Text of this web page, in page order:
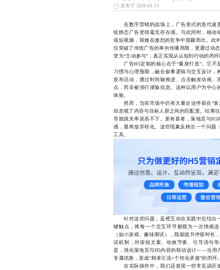
发布于 2026-01-11
在数字营销的战场上，广告形式的迭代速
统静态广告变得毫无存在感。与此同时，移
或短视频，很难在激烈的竞争中脱颖而出。此
仅突破了传统广告的单向传播局限，更通过动
变为“主动参与”，真正实现从认知到行动的闭
广告H5定制的核心在于“量身打造”。它不
习惯与心理预期，融合叙事逻辑与交互设计
发布活动，通过时间轴推进、点击触发动画
点，而非被强行灌输信息。这种以用户为中
体验。
然而，当前市场中仍有大量企业停留在“拿
却忽视了内容与目标人群之间的匹配度。结果
导致跳失率居高不下。更有甚者，落地页与
感，最终放弃转化。这些现象反映出一个问题
工具。
针对这些问题，蓝橙互动在实践中总结出
键触点，将每一个交互环节都视为一次情感
（如小游戏、趣味测试），既能提升停留时
试机制，对按钮文案、动效节奏、引导语句
是，强化落地页与H5内容的联动设计——当用
专属优惠，形成“精准引流+个性化承接”的闭环
在实际操作中，我们还发现一些常见误区